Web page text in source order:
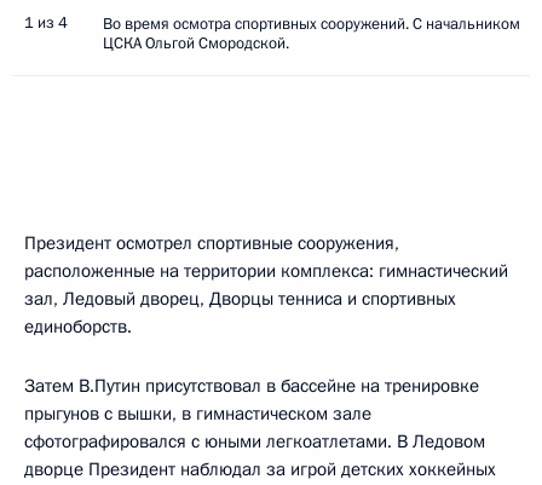
1 из 4
Во время осмотра спортивных сооружений. С начальником
ЦСКА Ольгой Смородской.
Президент осмотрел спортивные сооружения,
расположенные на территории комплекса: гимнастический
зал, Ледовый дворец, Дворцы тенниса и спортивных
единоборств.
Затем В.Путин присутствовал в бассейне на тренировке
прыгунов с вышки, в гимнастическом зале
сфотографировался с юными легкоатлетами. В Ледовом
дворце Президент наблюдал за игрой детских хоккейных